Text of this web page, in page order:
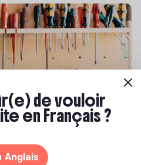
la transition écologique
de vouloir
en Français ?
Anglais